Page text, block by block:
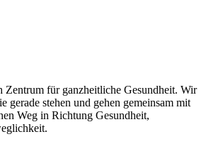
für ganzheitliche Gesundheit. Wir
gerade stehen und gehen gemeinsam mit
Weg in Richtung Gesundheit,